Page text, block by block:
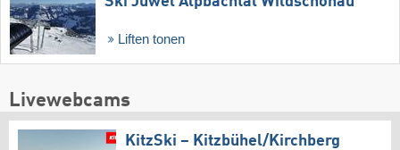
Liften tonen
Livewebcams
KitzSki – Kitzbühel/​Kirchberg